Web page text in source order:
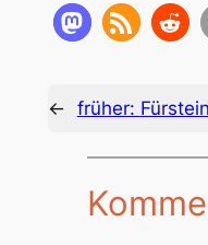
← früher: Fürstein